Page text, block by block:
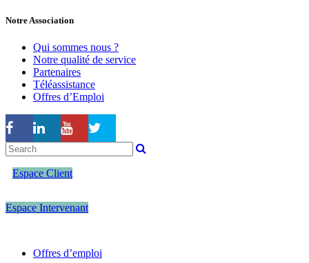
Notre Association
Qui sommes nous ?
Notre qualité de service
Partenaires
Téléassistance
Offres d’Emploi
Espace Client
Espace Intervenant
Offres d’emploi